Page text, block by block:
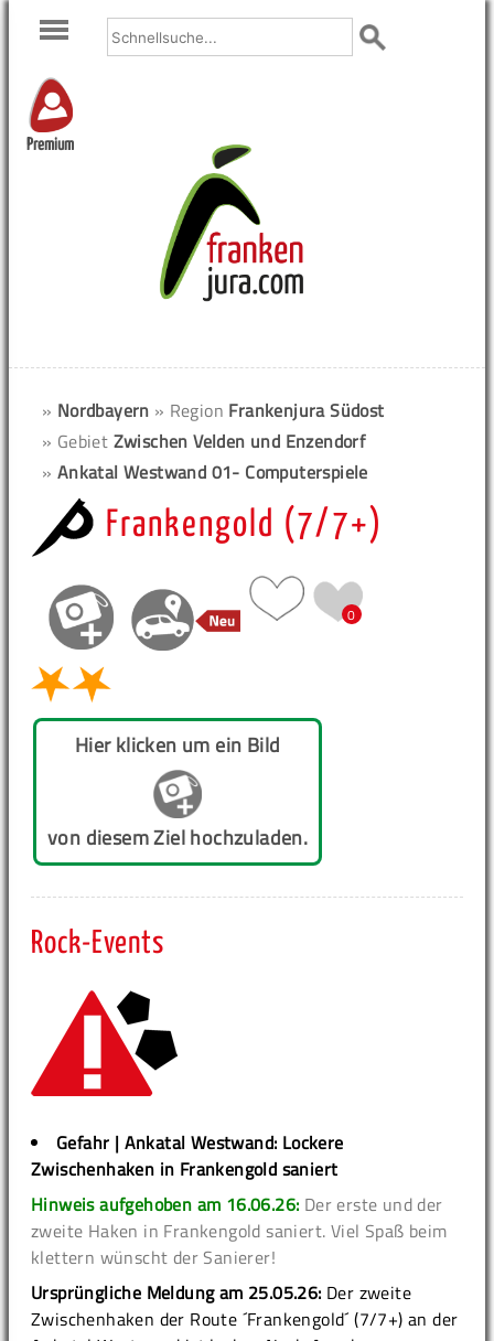
Premium
» Nordbayern » Region Frankenjura Südost
» Gebiet Zwischen Velden und Enzendorf
» Ankatal Westwand 01- Computerspiele
Frankengold (7/7+)
0
Hier klicken um ein Bild
von diesem Ziel hochzuladen.
Rock-Events
Gefahr | Ankatal Westwand: Lockere
Zwischenhaken in Frankengold saniert
Hinweis aufgehoben am 16.06.26: Der erste und der
zweite Haken in Frankengold saniert. Viel Spaß beim
klettern wünscht der Sanierer!
Ursprüngliche Meldung am 25.05.26: Der zweite
Zwischenhaken der Route ´Frankengold´ (7/7+) an der